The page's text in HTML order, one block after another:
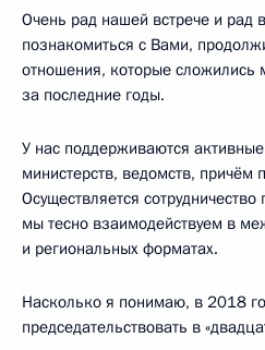
Очень рад нашей встрече и рад
познакомиться с Вами,
отношения, которые
за последние годы.
У нас поддерживаются
министерств, ведомств,
Осуществляется
мы тесно взаимодействуем в
и региональных форматах.
Насколько я понимаю, в 2018
председательствовать в